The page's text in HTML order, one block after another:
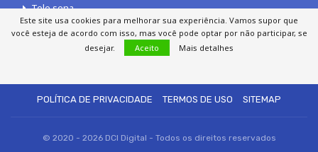
Tele sena
POLÍTICA DE PRIVACIDADE
TERMOS DE USO SITEMAP
© 2020 - 2026 DCI Digital - Todos os direitos reservados
Este site usa cookies para melhorar sua experiência. Vamos supor que
você esteja de acordo com isso, mas você pode optar por não participar, se
desejar.
Aceito Mais detalhes